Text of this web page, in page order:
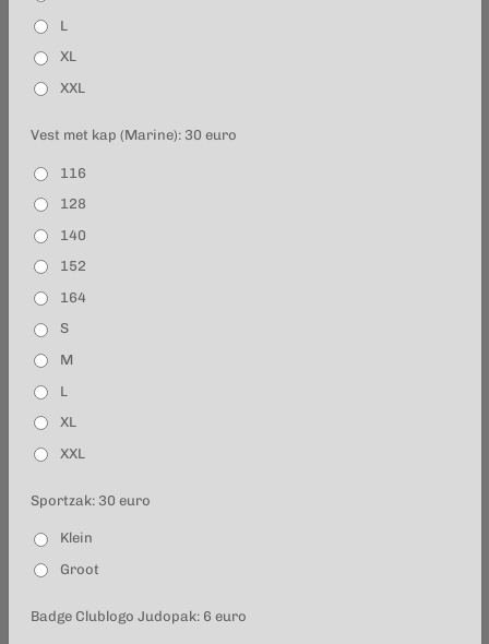
L
XL
XXL
Vest met kap (Marine): 30 euro
116
128
140
152
164
S
M
L
XL
XXL
Sportzak: 30 euro
Klein
Groot
Badge Clublogo Judopak: 6 euro